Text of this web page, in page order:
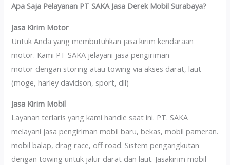
Apa Saja Pelayanan PT SAKA Jasa Derek Mobil Surabaya?
Jasa Kirim Motor
Untuk Anda yang membutuhkan jasa kirim kendaraan
motor. Kami PT SAKA jelayani jasa pengiriman
motor dengan storing atau towing via akses darat, laut
(moge, harley davidson, sport, dll)
Jasa Kirim Mobil
Layanan terlaris yang kami handle saat ini. PT. SAKA
melayani jasa pengiriman mobil baru, bekas, mobil pameran.
mobil balap, drag race, off road. Sistem pengangkutan
dengan towing untuk jalur darat dan laut. Jasakirim mobil